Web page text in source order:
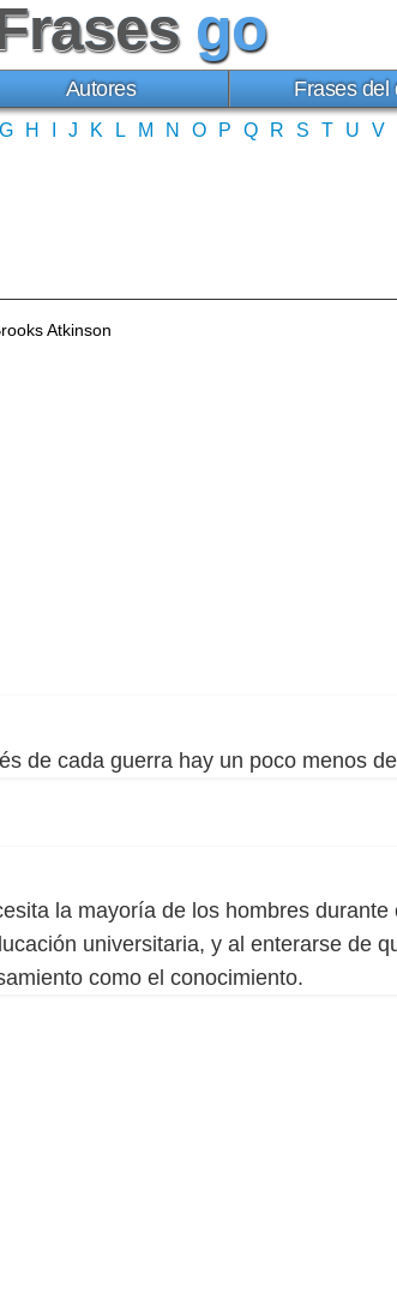
go
Autores Frases del
G H J K L M N O P Q R S T U V
Atkinson
de cada guerra hay un poco menos
la mayoría de los hombres
universitaria, y al enterarse de
como el conocimiento.